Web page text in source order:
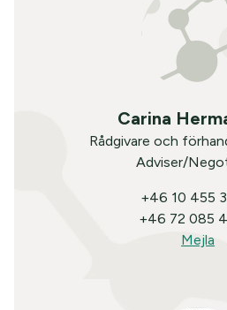
Carina
Rådgivare och
Adviser/
+46 10 455
+46 72 085
Mejla